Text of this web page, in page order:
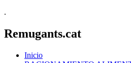
.
Remugants.cat
Inicio